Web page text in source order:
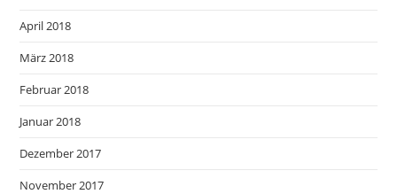
April 2018
März 2018
Februar 2018
Januar 2018
Dezember 2017
November 2017